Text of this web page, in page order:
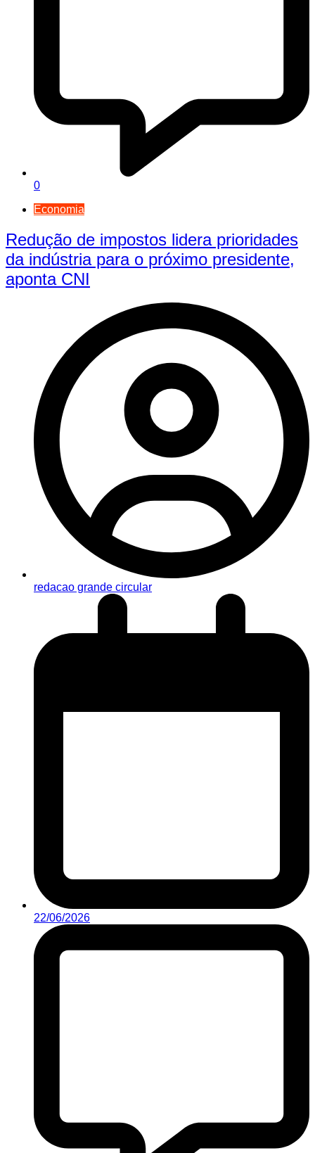
0
Economia
Redução de impostos lidera prioridades
da indústria para o próximo presidente,
aponta CNI
redacao grande circular
22/06/2026